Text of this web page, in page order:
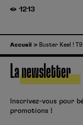
1213
Accueil Buster Keel ! T9
La newsletter
Inscrivez-vous pour
promotions !